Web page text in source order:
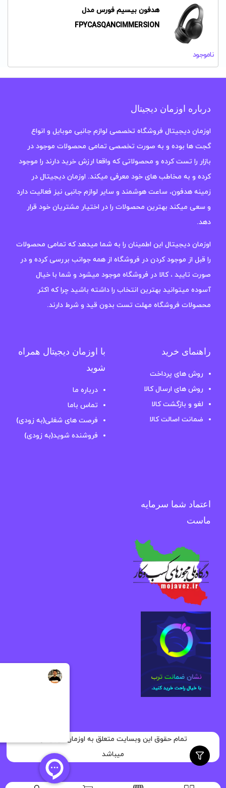
هدفون بیسیم فورس مدل
FPYCASQANCIMMERSION
ناموجود
درباره اوزمان دیجیتال
اوزمان دیجیتال فروشگاه تخصصی لوازم جانبی موبایل و انواع
گجت ها بوده و به صورت تخصصی تمامی محصولات موجود در
بازار را تست کرده و محصولاتی که واقعا ارزش خرید دارند را موجود
کرده و به مخاطب های خود معرفی میکند. اوزمان دیجیتال در
زمینه هدفون، ساعت هوشمند و سایر لوازم جانبی نیز فعالیت دارد
و سعی میکند بهترین محصولات را در اختیار مشتریان خود قرار
دهد.
اوزمان دیجیتال این اطمینان را به شما میدهد که تمامی محصولات
را قبل از موجود کردن در فروشگاه از همه جوانب بررسی کرده و در
صورت تایید ، کالا در فروشگاه موجود میشود و شما با خیال
آسوده میتوانید بهترین انتخاب را داشته باشید چرا که اکثر
محصولات فروشگاه مهلت تست بدون قید و شرط دارند.
راهنمای خرید
روش های پرداخت
روش های ارسال کالا
لغو و بازگشت کالا
ضمانت اصالت کالا
با اوزمان دیجیتال همراه
شوید
درباره ما
تماس باما
فرصت های شغلی(به زودی)
فروشنده شوید(به زودی)
اعتماد شما سرمایه
ماست
تمام حقوق این وبسایت متعلق به اوزمان دیجیتال
میباشد